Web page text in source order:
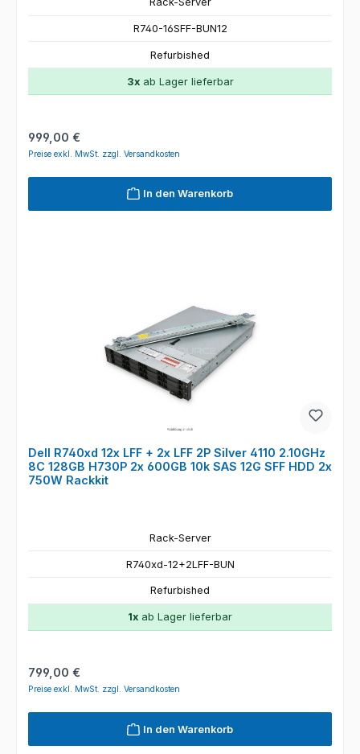
R740-16SFF-BUN12
Refurbished
3xab Lager lieferbar
Regulärer Preis:
999,00 €
Preise exkl. MwSt. zzgl. Versandkosten
In den Warenkorb
Dell R740xd 12x LFF + 2x LFF 2P Silver 4110 2.10GHz
8C 128GB H730P 2x 600GB 10k SAS 12G SFF HDD 2x
750W Rackkit
Rack-Server
R740xd-12+2LFF-BUN
Refurbished
1x ab Lager lieferbar
Regulärer Preis:
799,00 €
Preise exkl. MwSt. zzgl. Versandkosten
In den Warenkorb